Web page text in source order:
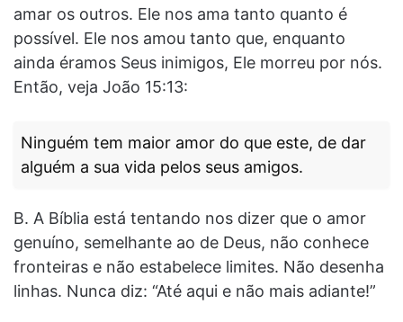
amar os outros. Ele nos ama tanto quanto é
possível. Ele nos amou tanto que, enquanto
ainda éramos Seus inimigos, Ele morreu por nós.
Então, veja João 15:13:
Ninguém tem maior amor do que este, de dar
alguém a sua vida pelos seus amigos.
B. A Bíblia está tentando nos dizer que o amor
genuíno, semelhante ao de Deus, não conhece
fronteiras e não estabelece limites. Não desenha
linhas. Nunca diz: “Até aqui e não mais adiante!”